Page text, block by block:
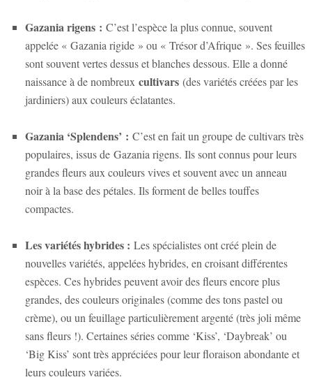
Gazania rigens : C’est l’espèce la plus connue, souvent
appelée « Gazania rigide » ou « Trésor d’Afrique ». Ses feuilles
sont souvent vertes dessus et blanches dessous. Elle a donné
naissance à de nombreux cultivars (des variétés créées par les
jardiniers) aux couleurs éclatantes.
Gazania ‘Splendens’ : C’est en fait un groupe de cultivars très
populaires, issus de Gazania rigens. Ils sont connus pour leurs
grandes fleurs aux couleurs vives et souvent avec un anneau
noir à la base des pétales. Ils forment de belles touffes
compactes.
Les variétés hybrides : Les spécialistes ont créé plein de
nouvelles variétés, appelées hybrides, en croisant différentes
espèces. Ces hybrides peuvent avoir des fleurs encore plus
grandes, des couleurs originales (comme des tons pastel ou
crème), ou un feuillage particulièrement argenté (très joli même
sans fleurs !). Certaines séries comme ‘Kiss’, ‘Daybreak’ ou
‘Big Kiss’ sont très appréciées pour leur floraison abondante et
leurs couleurs variées.